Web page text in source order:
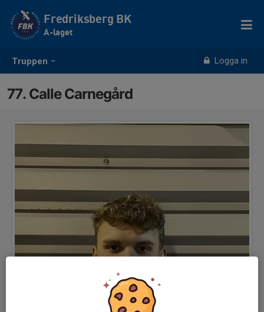
Truppen Logga in
Fredriksberg BK
A-laget
77. Calle Carnegård